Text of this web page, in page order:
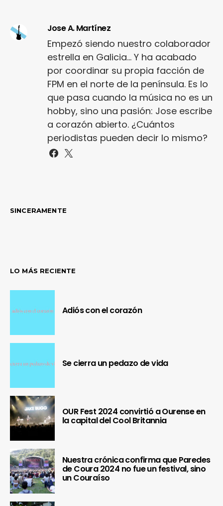
Jose A. Martínez
Empezó siendo nuestro colaborador
estrella en Galicia... Y ha acabado
por coordinar su propia facción de
FPM en el norte de la península. Es lo
que pasa cuando la música no es un
hobby, sino una pasión: Jose escribe
a corazón abierto. ¿Cuántos
periodistas pueden decir lo mismo?
SINCERAMENTE
LO MÁS RECIENTE
Adiós con el corazón
Se cierra un pedazo de vida
OUR Fest 2024 convirtió a Ourense en
la capital del Cool Britannia
Nuestra crónica confirma que Paredes
de Coura 2024 no fue un festival, sino
un Couraíso